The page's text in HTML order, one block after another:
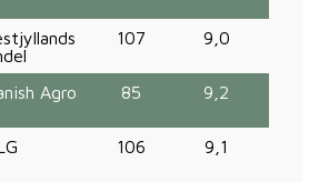
107 9,0
Agro 85 9,2
106 9,1